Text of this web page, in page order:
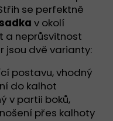
se perfektně
v okolí
a neprůsvitnost
jsou dvě varianty:
postavu, vhodný
do kalhot
v partii boků,
přes kalhoty